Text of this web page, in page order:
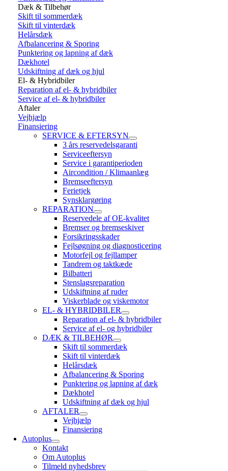
Dæk & Tilbehør
Skift til sommerdæk
Skift til vinterdæk
Helårsdæk
Afbalancering & Sporing
Punktering og lapning af dæk
Dækhotel
Udskiftning af dæk og hjul
El- & Hybridbiler
Reparation af el- & hybridbiler
Service af el- & hybridbiler
Aftaler
Vejhjælp
Finansiering
SERVICE & EFTERSYN
3 års reservedelsgaranti
Serviceeftersyn
Service i garantiperioden
Aircondition / Klimaanlæg
Bremseeftersyn
Ferietjek
Synsklargøring
REPARATION
Reservedele af OE-kvalitet
Bremser og bremseskiver
Forsikringsskader
Fejlsøgning og diagnosticering
Motorfejl og fejllamper
Tandrem og taktkæde
Bilbatteri
Stenslagsreparation
Udskiftning af ruder
Viskerblade og viskemotor
EL- & HYBRIDBILER
Reparation af el- & hybridbiler
Service af el- og hybridbiler
DÆK & TILBEHØR
Skift til sommerdæk
Skift til vinterdæk
Helårsdæk
Afbalancering & Sporing
Punktering og lapning af dæk
Dækhotel
Udskiftning af dæk og hjul
AFTALER
Vejhjælp
Finansiering
Autoplus
Kontakt
Om Autoplus
Tilmeld nyhedsbrev